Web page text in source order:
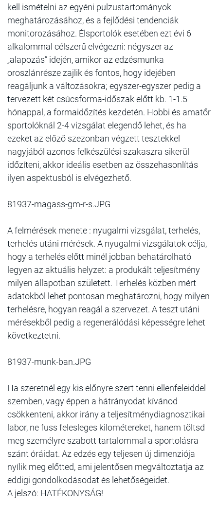
kell ismételni az egyéni pulzustartományok
meghatározásához, és a fejlődési tendenciák
monitorozásához. Élsportolók esetében ezt évi 6
alkalommal célszerű elvégezni: négyszer az
„alapozás” idején, amikor az edzésmunka
oroszlánrésze zajlik és fontos, hogy idejében
reagáljunk a változásokra; egyszer-egyszer pedig a
tervezett két csúcsforma-időszak előtt kb. 1-1.5
hónappal, a formaidőzítés kezdetén. Hobbi és amatőr
sportolóknál 2-4 vizsgálat elegendő lehet, és ha
ezeket az előző szezonban végzett tesztekkel
nagyjából azonos felkészülési szakaszra sikerül
időzíteni, akkor ideális esetben az összehasonlítás
ilyen aspektusból is elvégezhető.
81937-magass-gm-r-s.JPG
A felmérések menete : nyugalmi vizsgálat, terhelés,
terhelés utáni mérések. A nyugalmi vizsgálatok célja,
hogy a terhelés előtt minél jobban behatárolható
legyen az aktuális helyzet: a produkált teljesítmény
milyen állapotban született. Terhelés közben mért
adatokból lehet pontosan meghatározni, hogy milyen
terhelésre, hogyan reagál a szervezet. A teszt utáni
mérésekből pedig a regenerálódási képességre lehet
következtetni.
81937-munk-ban.JPG
Ha szeretnél egy kis előnyre szert tenni ellenfeleiddel
szemben, vagy éppen a hátrányodat kívánod
csökkenteni, akkor irány a teljesítménydiagnosztikai
labor, ne fuss felesleges kilométereket, hanem töltsd
meg személyre szabott tartalommal a sportolásra
szánt óráidat. Az edzés egy teljesen új dimenziója
nyílik meg előtted, ami jelentősen megváltoztatja az
eddigi gondolkodásodat és lehetőségeidet.
A jelszó: HATÉKONYSÁG!